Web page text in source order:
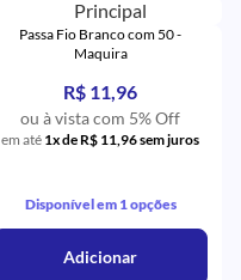
Passa Fio Branco com 50 -
Maquira
R$ 11,96
ou à vista com 5% Off
em até 1x de R$ 11,96 sem juros
Disponível em 1 opções
Adicionar